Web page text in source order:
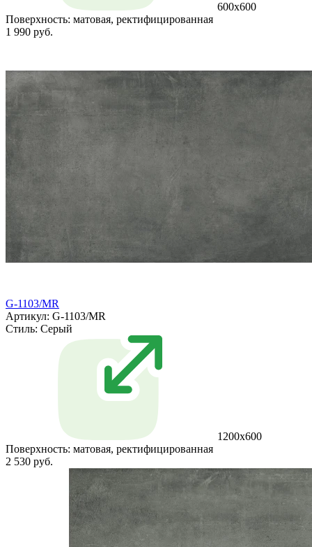
600x600
Поверхность: матовая, ректифицированная
1 990 руб.
G-1103/MR
Артикул: G-1103/MR
Стиль: Серый
1200x600
Поверхность: матовая, ректифицированная
2 530 руб.